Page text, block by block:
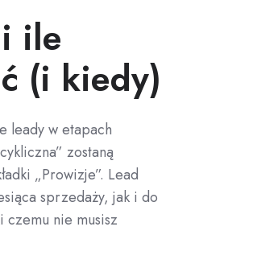
ile
(i kiedy)
leady w etapach
zostaną
„Prowizje”. Lead
sprzedaży, jak i do
czemu nie musisz